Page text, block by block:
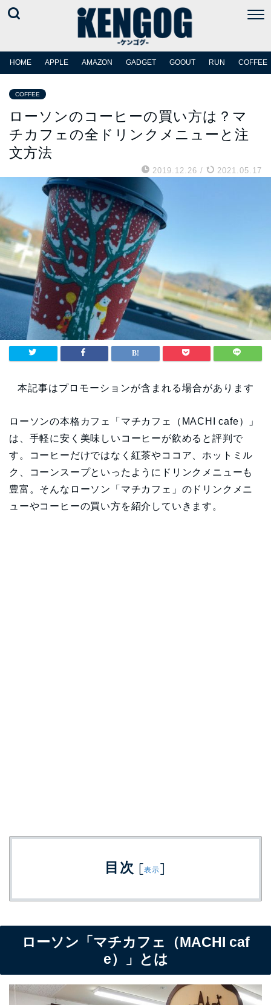
HOME APPLE AMAZON GADGET GOOUT RUN COFFEE
COFFEE
ローソンのコーヒーの買い方は？マ
チカフェの全ドリンクメニューと注
文方法
2019.12.26 / 2021.05.17
本記事はプロモーションが含まれる場合があります
ローソンの本格カフェ「マチカフェ（MACHI cafe）」
は、手軽に安く美味しいコーヒーが飲めると評判で
す。コーヒーだけではなく紅茶やココア、ホットミル
ク、コーンスープといったようにドリンクメニューも
豊富。そんなローソン「マチカフェ」のドリンクメニ
ューやコーヒーの買い方を紹介していきます。
目次 [表示]
ローソン「マチカフェ（MACHI caf
e）」とは